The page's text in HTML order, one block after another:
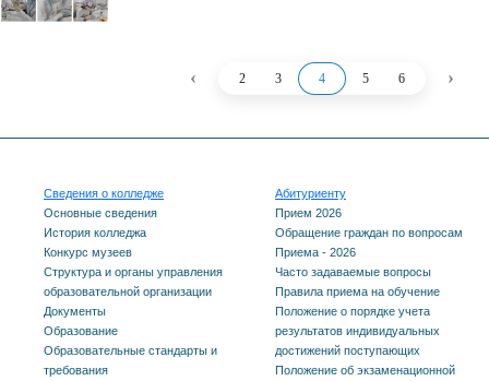
‹ 2 3 4 5 6 ›
Сведения о колледже
Основные сведения
История колледжа
Конкурс музеев
Структура и органы управления
образовательной организации
Документы
Образование
Образовательные стандарты и
требования
Абитуриенту
Прием 2026
Обращение граждан по вопросам
Приема - 2026
Часто задаваемые вопросы
Правила приема на обучение
Положение о порядке учета
результатов индивидуальных
достижений поступающих
Положение об экзаменационной